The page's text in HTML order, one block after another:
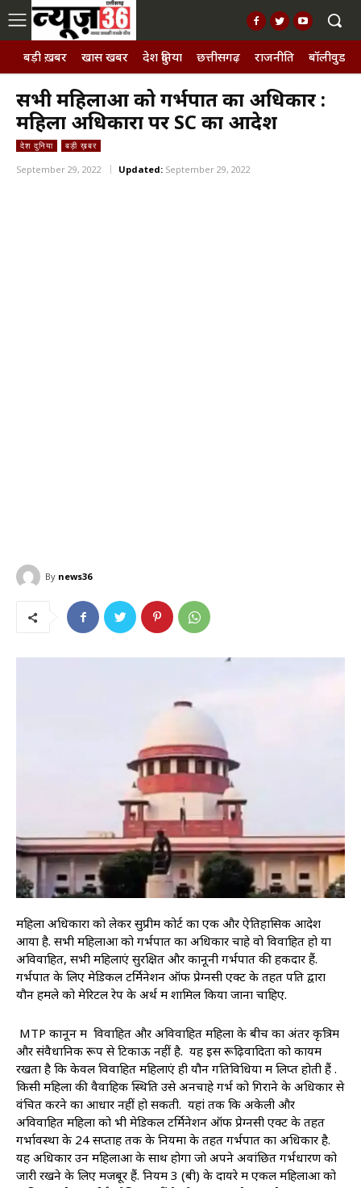
बड़ी ख़बर खास खबर देश दुनिया छत्तीसगढ़ राजनीति बॉलीवुड,
सभी महिलाओं को गर्भपात का अधिकार :
महिला अधिकारों पर SC का आदेश
देश दुनिया बड़ी ख़बर
September 29, 2022 Updated: September 29, 2022
By news36
महिला अधिकारों को लेकर सुप्रीम कोर्ट का एक और ऐतिहासिक आदेश
आया है. सभी महिलाओं को गर्भपात का अधिकार चाहे वो विवाहित हो या
अविवाहित, सभी महिलाएं सुरक्षित और कानूनी गर्भपात की हकदार हैं.
गर्भपात के लिए मेडिकल टर्मिनेशन ऑफ प्रेग्नेंसी एक्ट के तहत पति द्वारा
यौन हमले को मेरिटल रेप के अर्थ में शामिल किया जाना चाहिए.
MTP कानून में विवाहित और अविवाहित महिला के बीच का अंतर कृत्रिम
और संवैधानिक रूप से टिकाऊ नहीं है. यह इस रूढ़िवादिता को कायम
रखता है कि केवल विवाहित महिलाएं ही यौन गतिविधियों में लिप्त होती हैं .
किसी महिला की वैवाहिक स्थिति उसे अनचाहे गर्भ को गिराने के अधिकार से
वंचित करने का आधार नहीं हो सकती. यहां तक ​​कि अकेली और
अविवाहित महिला को भी मेडिकल टर्मिनेशन ऑफ प्रेग्नेंसी एक्ट के तहत
गर्भावस्था के 24 सप्ताह तक के नियमों के तहत गर्भपात का अधिकार है.
यह अधिकार उन महिलाओं के साथ होगा जो अपने अवांछित गर्भधारण को
जारी रखने के लिए मजबूर हैं. नियम 3 (बी) के दायरे में एकल महिलाओं को